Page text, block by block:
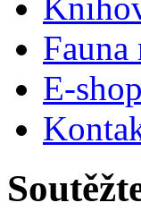
Fauna
E-shop